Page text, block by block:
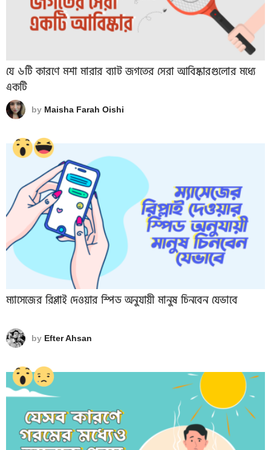
যে ৬টি কারণে মশা মারার ব্যাট জগতের সেরা আবিষ্কারগুলোর মধ্যে
একটি
by Maisha Farah Oishi
ম্যাসেজের রিপ্লাই দেওয়ার স্পিড অনুযায়ী মানুষ চিনবেন যেভাবে
by Efter Ahsan